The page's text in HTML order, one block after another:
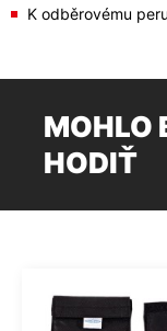
K odběrovému
MOHLO
HODIŤ